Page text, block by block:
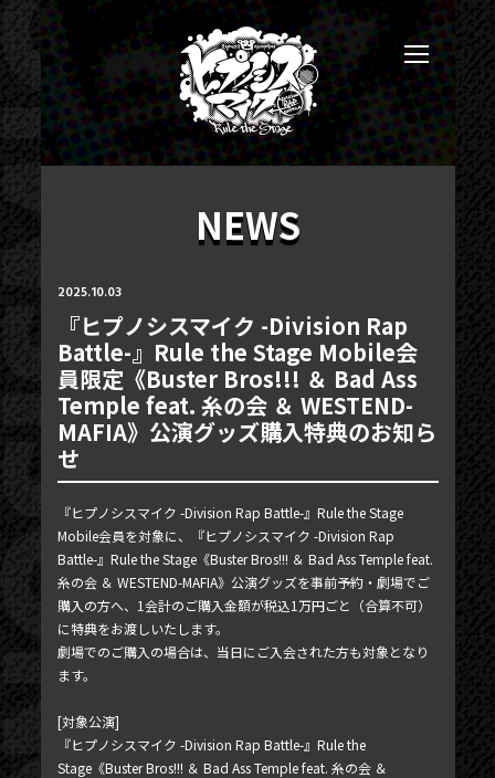
NEWS
2025.10.03
『ヒプノシスマイク -Division Rap
Battle-』Rule the Stage Mobile会
員限定《Buster Bros!!! ＆ Bad Ass
Temple feat. 糸の会 ＆ WESTEND-
MAFIA》公演グッズ購入特典のお知ら
せ
『ヒプノシスマイク -Division Rap Battle-』Rule the Stage
Mobile会員を対象に、『ヒプノシスマイク -Division Rap
Battle-』Rule the Stage《Buster Bros!!! ＆ Bad Ass Temple feat.
糸の会 ＆ WESTEND-MAFIA》公演グッズを事前予約・劇場でご
購入の方へ、1会計のご購入金額が税込1万円ごと（合算不可）
に特典をお渡しいたします。
劇場でのご購入の場合は、当日にご入会された方も対象となり
ます。
[対象公演]
『ヒプノシスマイク -Division Rap Battle-』Rule the
Stage《Buster Bros!!! ＆ Bad Ass Temple feat. 糸の会 ＆